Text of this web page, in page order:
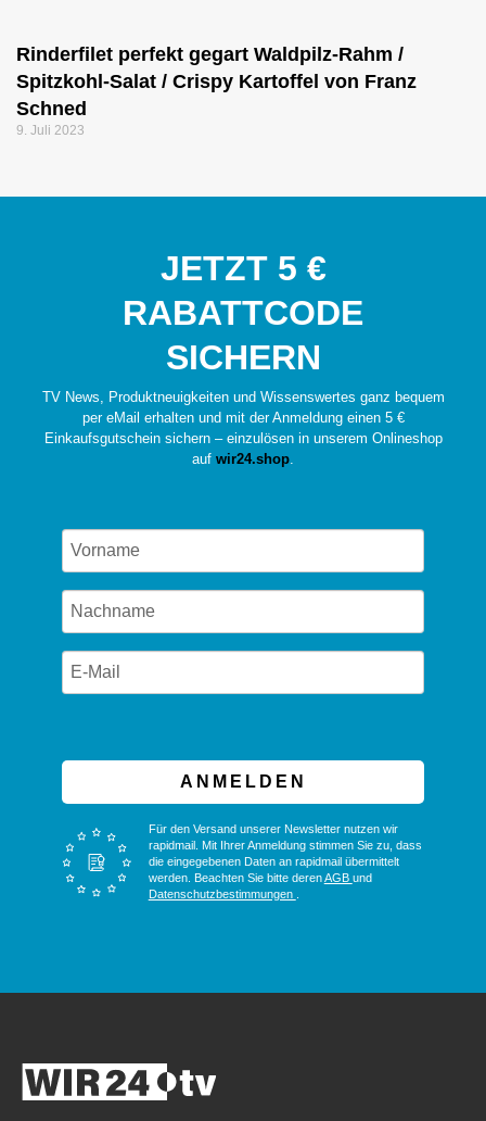
Rinderfilet perfekt gegart Waldpilz-Rahm /
Spitzkohl-Salat / Crispy Kartoffel von Franz
Schned
9. Juli 2023
JETZT 5 €
RABATTCODE
SICHERN
TV News, Produktneuigkeiten und Wissenswertes ganz bequem
per eMail erhalten und mit der Anmeldung einen 5 €
Einkaufsgutschein sichern – einzulösen in unserem Onlineshop
auf wir24.shop
ANMELDEN
Für den Versand unserer Newsletter nutzen wir
rapidmail. Mit Ihrer Anmeldung stimmen Sie zu, dass
die eingegebenen Daten an rapidmail übermittelt
werden. Beachten Sie bitte derenAGB und
Datenschutzbestimmungen